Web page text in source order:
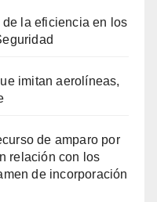
la eficiencia en los
imitan aerolíneas,
de amparo por
relación con los
de incorporación